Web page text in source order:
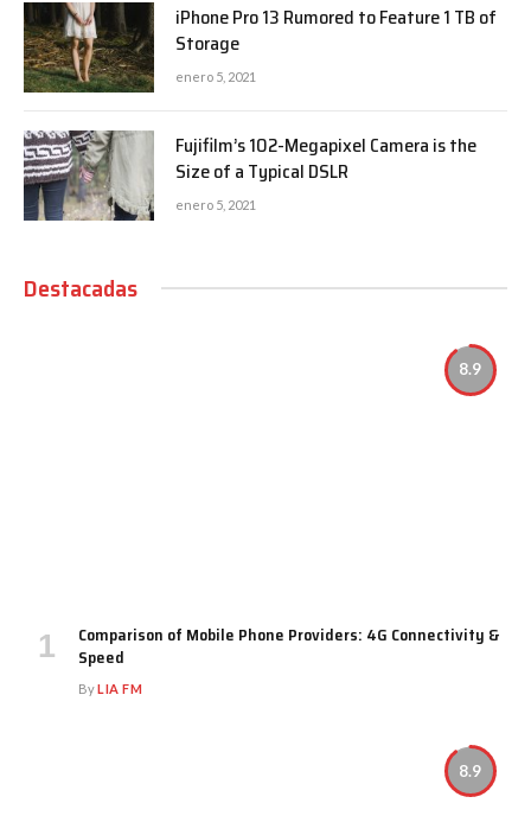
iPhone Pro 13 Rumored to Feature 1 TB of
Storage
enero 5, 2021
Fujifilm’s 102-Megapixel Camera is the
Size of a Typical DSLR
enero 5, 2021
Destacadas
8.9
Comparison of Mobile Phone Providers: 4G Connectivity &
Speed
ByLIA FM
8.9